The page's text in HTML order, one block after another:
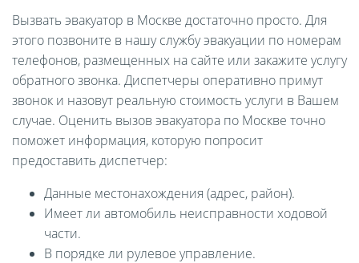
Вызвать эвакуатор в Москве достаточно просто. Для
этого позвоните в нашу службу эвакуации по номерам
телефонов, размещенных на сайте или закажите услугу
обратного звонка. Диспетчеры оперативно примут
звонок и назовут реальную стоимость услуги в Вашем
случае. Оценить вызов эвакуатора по Москве точно
поможет информация, которую попросит
предоставить диспетчер:
Данные местонахождения (адрес, район).
Имеет ли автомобиль неисправности ходовой
части.
В порядке ли рулевое управление.